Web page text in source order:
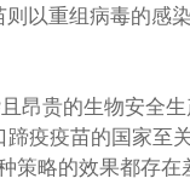
以重组病毒的感
昂贵的生物安全生
疫疫苗的国家至关
策略的效果都存在